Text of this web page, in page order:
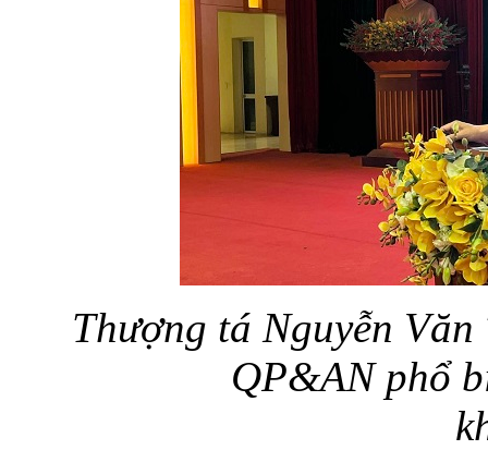
Thượng tá Nguyễn
QP&AN phổ